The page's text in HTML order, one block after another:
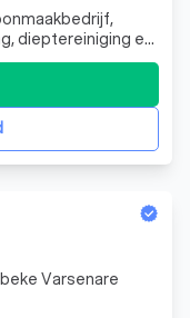
dieptereiniging en
orde, netheid en
in de
koel- en vr
Varsenare